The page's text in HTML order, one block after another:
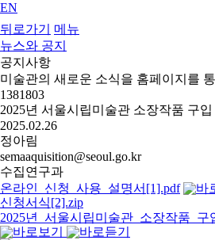
EN
뒤로가기
메뉴
뉴스와 공지
공지사항
미술관의 새로운 소식을 홈페이지를
1381803
2025년 서울시립미술관 소장작품 구입
2025.02.26
정아림
semaaquisition@seoul.go.kr
수집연구과
온라인_신청_사용_설명서[1].pdf
신청서식[2].zip
2025년_서울시립미술관_소장작품_구